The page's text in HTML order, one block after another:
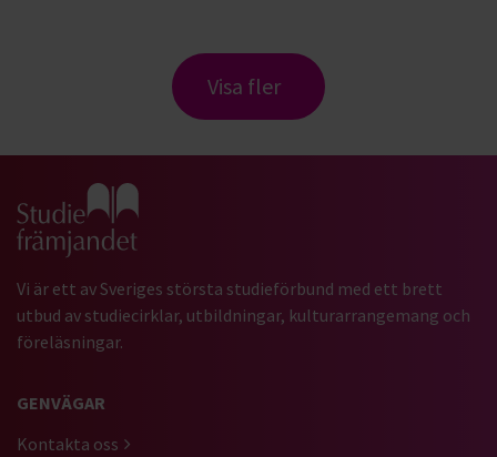
Visa fler
Gå till studiefrämjandets startsida
Vi är ett av Sveriges största studieförbund med ett brett
utbud av studiecirklar, utbildningar, kulturarrangemang och
föreläsningar.
GENVÄGAR
Kontakta oss